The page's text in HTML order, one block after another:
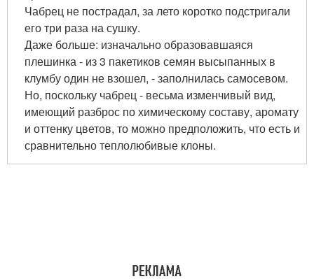
Чабрец не пострадал, за лето коротко подстригали
его три раза на сушку.
Даже больше: изначально образовавшаяся
плешинка - из 3 пакетиков семян высыпанных в
клумбу один не взошел, - заполнилась самосевом.
Но, поскольку чабрец - весьма изменчивый вид,
имеющий разброс по химическому составу, аромату
и оттенку цветов, то можно предположить, что есть и
сравнительно теплолюбивые клоны.